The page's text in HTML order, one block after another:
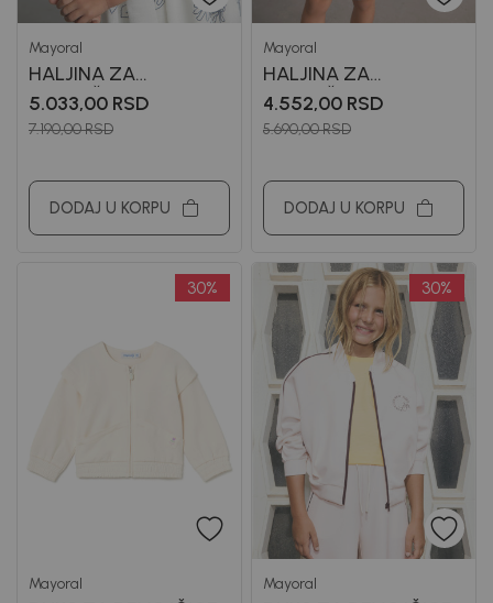
Mayoral
HALJINA ZA
DEVOJČICE MAYORAL
5.033,00 RSD
7.190,00RSD
DODAJ U KORPU
Mayoral
HALJINA ZA
DEVOJČICE MAYORAL
4.552,00 RSD
5.690,00RSD
DODAJ U KORPU
30%
Mayoral
30%
Mayoral